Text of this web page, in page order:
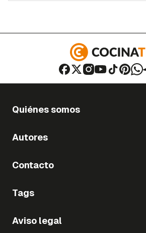
Quiénes somos
Autores
Contacto
Tags
Aviso legal